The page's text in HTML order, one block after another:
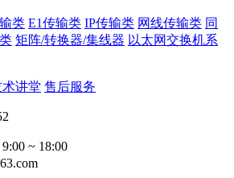
类 E1传输类 IP传输类 网线传输类 同
矩阵/转换器/集线器 以太网交换机系
讲堂 售后服务
~ 18:00